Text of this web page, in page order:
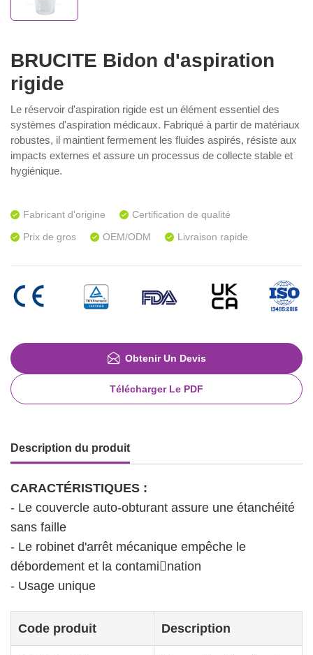
BRUCITE Bidon d'aspiration
rigide
Le réservoir d'aspiration rigide est un élément essentiel des
systèmes d'aspiration médicaux. Fabriqué à partir de matériaux
robustes, il maintient fermement les fluides aspirés, résiste aux
impacts externes et assure un processus de collecte stable et
hygiénique.
Fabricant d'origine
Certification de qualité
Prix de gros
OEM/ODM Livraison rapide
Obtenir Un Devis
Télécharger Le PDF
Description du produit
CARACTÉRISTIQUES :
- Le couvercle auto-obturant assure une étanchéité
sans faille
- Le robinet d'arrêt mécanique empêche le
débordement et la contami￾nation
- Usage unique
Code produit Description